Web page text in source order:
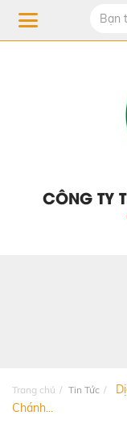
CÔNG TY
Trang chủ Tin Tức
Chánh...